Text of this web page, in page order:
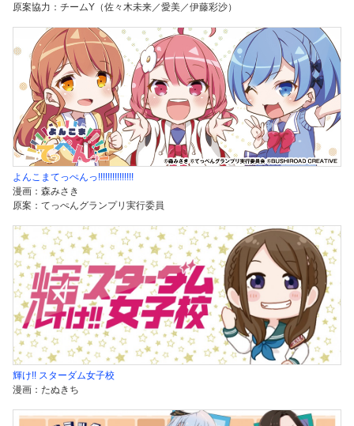
原案協力：チームY（佐々木未来／愛美／伊藤彩沙）
よんこまてっぺんっ!!!!!!!!!!!!!!!
漫画：森みさき
原案：てっぺんグランプリ実行委員
輝け!! スターダム女子校
漫画：たぬきち